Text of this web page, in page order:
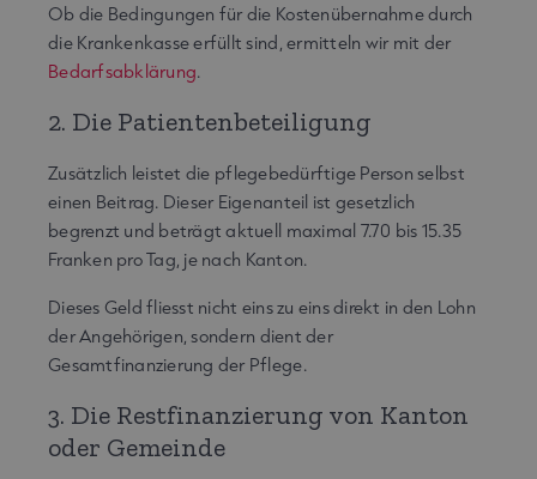
Ob die Bedingungen für die Kostenübernahme durch
die Krankenkasse erfüllt sind, ermitteln wir mit der
Bedarfsabklärung.
2. Die Patientenbeteiligung
Zusätzlich leistet die pflegebedürftige Person selbst
einen Beitrag. Dieser Eigenanteil ist gesetzlich
begrenzt und beträgt aktuell maximal 7.70 bis 15.35
Franken pro Tag, je nach Kanton.
Dieses Geld fliesst nicht eins zu eins direkt in den Lohn
der Angehörigen, sondern dient der
Gesamtfinanzierung der Pflege.
3. Die Restfinanzierung von Kanton
oder Gemeinde